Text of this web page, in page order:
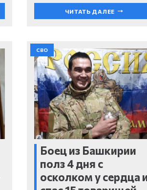
ЧИТАТЬ ДАЛЕЕ
СВО
Боец из Башкирии
полз 4 дня с
осколком у сердца